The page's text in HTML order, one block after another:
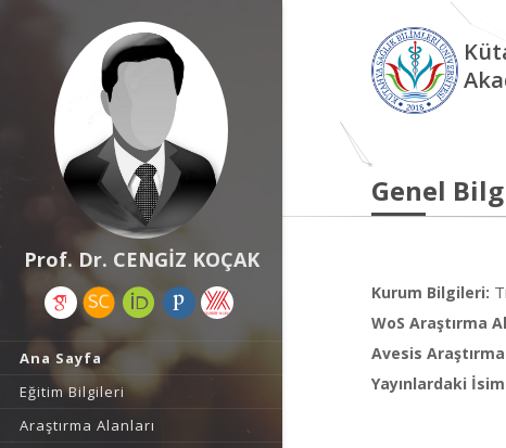
Prof. Dr. CENGİZ KOÇAK
Ana Sayfa
Eğitim Bilgileri
Araştırma Alanları
Genel
Kurum Bilgileri:
WoS Araştırma
Avesis
Yayınlardaki